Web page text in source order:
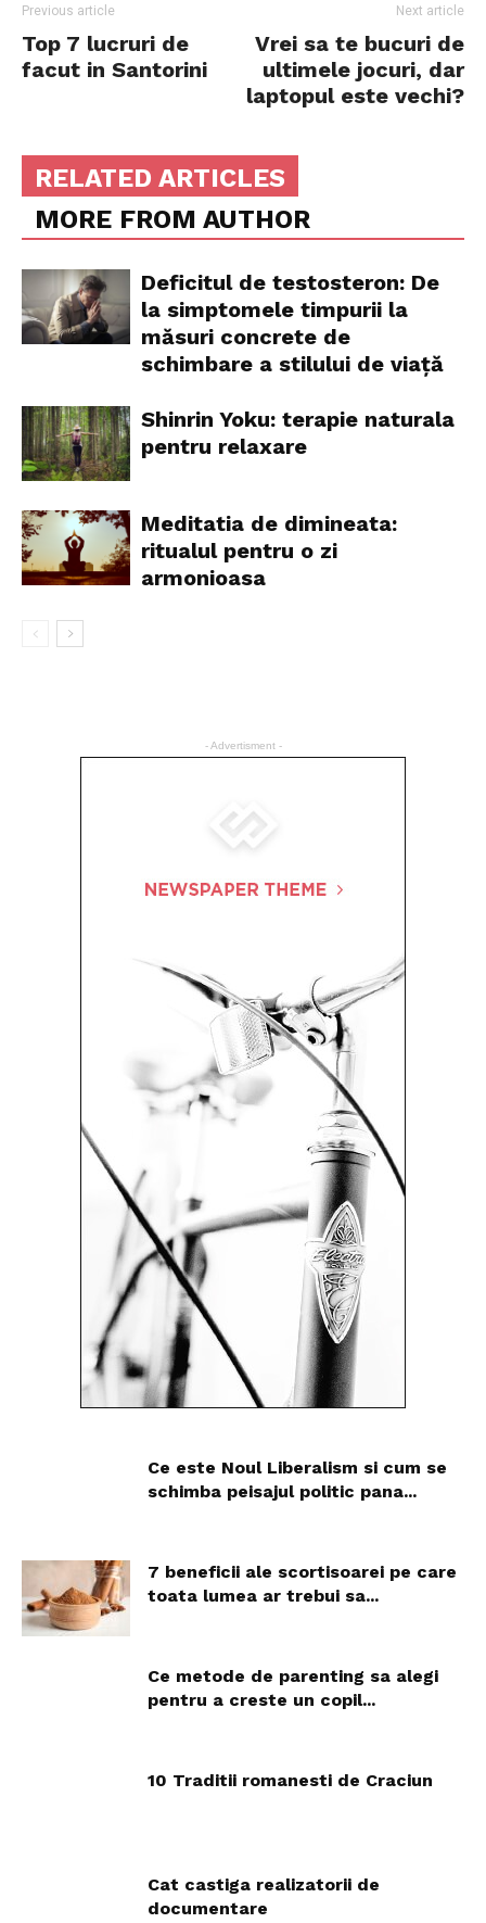
Previous article
Top 7 lucruri de
facut in Santorini
Next article
Vrei sa te bucuri de
ultimele jocuri, dar
laptopul este vechi?
RELATED ARTICLES
MORE FROM AUTHOR
Deficitul de testosteron: De
la simptomele timpurii la
măsuri concrete de
schimbare a stilului de viață
Shinrin Yoku: terapie naturala
pentru relaxare
Meditatia de dimineata:
ritualul pentru o zi
armonioasa
- Advertisment -
Ce este Noul Liberalism si cum se
schimba peisajul politic pana...
7 beneficii ale scortisoarei pe care
toata lumea ar trebui sa...
Ce metode de parenting sa alegi
pentru a creste un copil...
10 Traditii romanesti de Craciun
Cat castiga realizatorii de
documentare